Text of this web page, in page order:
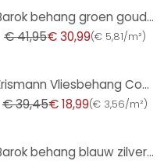
Barok behang groen goud - Vliesbehang met monster - elegant patroonbehang
€ 41,95€ 30,99(€ 5,81/m²)
Erismann Vliesbehang Code Nature Beige
€ 39,45€ 18,99(€ 3,56/m²)
Barok behang blauw zilver - Vliesbehang met Patroonbehang - glanzend Patroonbehang